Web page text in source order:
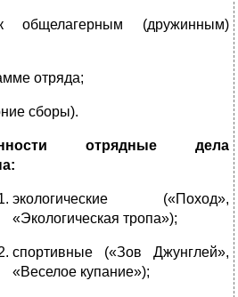
общелагерным (дружинным)
отряда;
сборы).
отрядные дела
экологические («Поход»,
«Экологическая тропа»);
спортивные («Зов Джунглей»,
«Веселое купание»);